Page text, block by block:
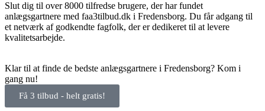
Slut dig til over 8000 tilfredse brugere, der har fundet
anlægsgartnere med faa3tilbud.dk i Fredensborg. Du får adgang til
et netværk af godkendte fagfolk, der er dedikeret til at levere
kvalitetsarbejde.
Klar til at finde de bedste anlægsgartnere i Fredensborg? Kom i
gang nu!
Få 3 tilbud - helt gratis!